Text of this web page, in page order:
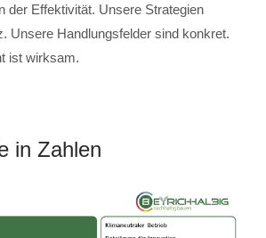
der Effektivität. Unsere Strategien
Unsere Handlungsfelder sind konkret.
ist wirksam.
in Zahlen